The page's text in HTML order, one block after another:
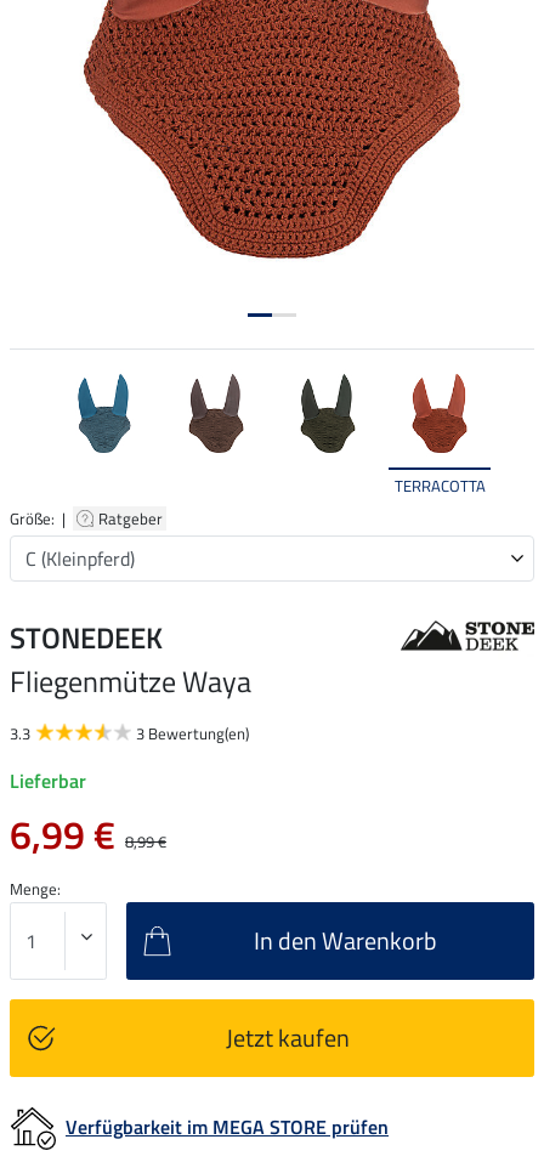
TERRACOTTA
Größe: |
Ratgeber
STONEDEEK
Fliegenmütze Waya
3.3 3 Bewertung(en)
Lieferbar
6,99 € 8,99 €
Menge:
In den Warenkorb
Jetzt kaufen
Verfügbarkeit im MEGA STORE prüfen